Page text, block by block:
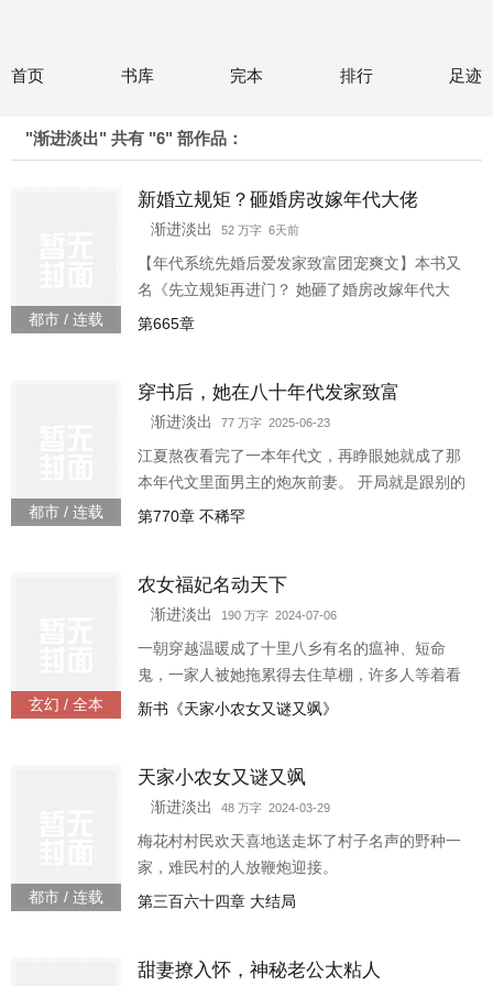
首页 书库 完本 排行 足迹
"渐进淡出" 共有 "6" 部作品：
都市 / 连载
新婚立规矩？砸婚房改嫁年代大佬
渐进淡出 52 万字 6天前
【年代系统先婚后爱发家致富团宠爽文】本书又
名《先立规矩再进门？ 她砸了婚房改嫁年代大
佬！》*想当他张家的儿媳妇，先磕头发个毒誓签
回来，纪宁砸了婚房，从此走上了左手虐渣，右
手发家的道路。—发家的路上纪宁独自一人在国
营饭店吃个饭，一个浑身凛冽的陌生男人在她面
前坐了下来：“我这辈子不打算结婚，是被逼来相
第665章
都市 / 连载
穿书后，她在八十年代发家致富
渐进淡出 77 万字 2025-06-23
江夏熬夜看完了一本年代文，再睁眼她就成了那
本年代文里面男主的炮灰前妻。 开局就是跟别的
男人私奔不成，被男主发现，两人闹离婚。一家
包袱走人。 离就离，走就走！江夏兴奋地收拾包
袱，磨刀霍霍，打算在这个猪都会飞的黄金年代
大展猪蹄。 男主却藏起了户口本，将她压在身
上：“可不可以不离婚？”江夏看了看他敞开的衬衣
第770章 不稀罕
玄幻 / 全本
农女福妃名动天下
渐进淡出 190 万字 2024-07-06
一朝穿越温暖成了十里八乡有名的瘟神、短命
鬼，一家人被她拖累得去住草棚，许多人等着看
这一大家子熬不过这个冬天，不是饿死就是冻
瑾王娶了一个只会种田的农女，还如珠如宝的宠
着，大家等着看这个农女王妃闹笑话，丢尽瑾王
的脸子！ 可是，有一天大家发现那传说中名动天
下的某某和某某某，居然是瑾王家的小王妃！说
新书《天家小农女又谜又飒》
都市 / 连载
天家小农女又谜又飒
渐进淡出 48 万字 2024-03-29
梅花村村民欢天喜地送走坏了村子名声的野种一
家，难民村的人放鞭炮迎接。
第三百六十四章 大结局
甜妻撩入怀，神秘老公太粘人